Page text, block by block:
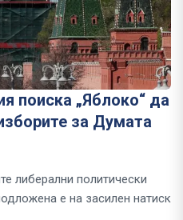
поиска „Яблоко“ да
за Думата
либерални политически
е на засилен натиск